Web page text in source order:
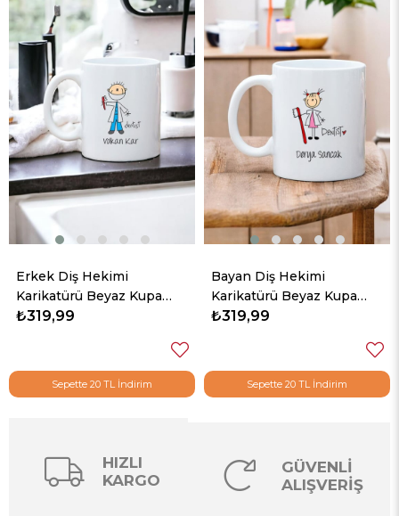
Erkek Diş Hekimi
Karikatürü Beyaz Kupa
Bardak
₺319,99
Sepette 20 TL İndirim
Bayan Diş Hekimi
Karikatürü Beyaz Kupa
Bardak
₺319,99
Sepette 20 TL İndirim
HIZLI
KARGO
GÜVENLİ
ALIŞVERİŞ